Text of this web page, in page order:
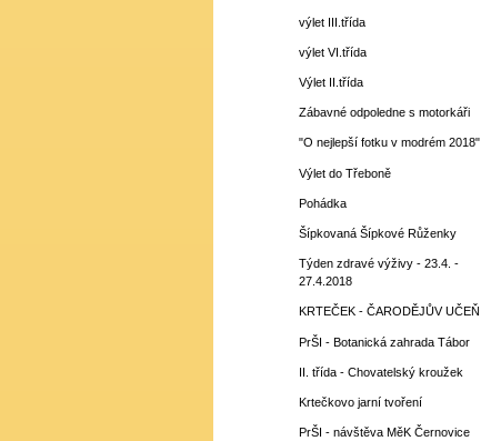
výlet III.třída
výlet VI.třída
Výlet II.třída
Zábavné odpoledne s motorkáři
"O nejlepší fotku v modrém 2018"
Výlet do Třeboně
Pohádka
Šípkovaná Šípkové Růženky
Týden zdravé výživy - 23.4. -
27.4.2018
KRTEČEK - ČARODĚJŮV UČEŇ
PrŠI - Botanická zahrada Tábor
II. třída - Chovatelský kroužek
Krtečkovo jarní tvoření
PrŠI - návštěva MěK Černovice